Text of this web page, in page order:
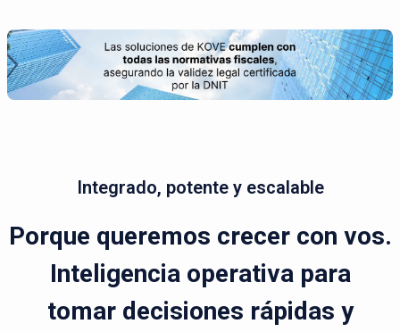
Integrado, potente y escalable
Porque queremos crecer con vos.
Inteligencia operativa para
tomar decisiones rápidas y